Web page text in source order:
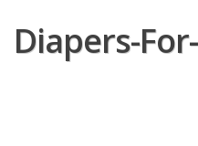
Diapers-